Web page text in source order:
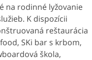
na rodinné lyžovanie
K dispozícii
reštaurácia
SKi bar s krbom,
škola,